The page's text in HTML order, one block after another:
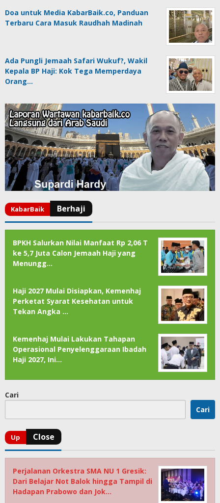
Doa untuk Media KabarBaik.co, Panduan
Terbaru Cara Masuk Raudhah Madinah
Ada Pungli Jemaah Safari Wukuf?, Wakil
Kepala BP Haji: Kok Tega Memperdaya
Orang…
BPKH Salurkan Nilai Manfaat Rp 2,06 T
ke 5,7 Juta Calon Jemaah Haji yang
Menungg…
Haji 2027 Mulai Disiapkan, Kemenhaj
Perketat Syarat Kesehatan untuk
Tekan Angka …
Kemenhaj Mulai Lakukan Tahapan
Operasional Penyelenggaraan Ibadah
Haji 2027, Ini…
Cari
Cari
Perjalanan Orkestra SMA NU 1 Gresik:
Dari Belajar Not Balok hingga Tampil di
Hadapan Prabowo dan Jok…